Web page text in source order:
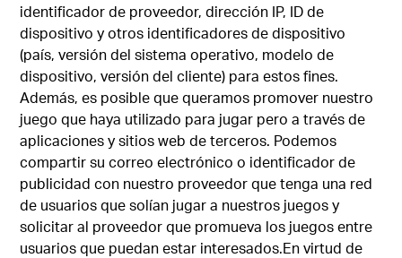
identificador de proveedor, dirección IP, ID de
dispositivo y otros identificadores de dispositivo
(país, versión del sistema operativo, modelo de
dispositivo, versión del cliente) para estos fines.
Además, es posible que queramos promover nuestro
juego que haya utilizado para jugar pero a través de
aplicaciones y sitios web de terceros. Podemos
compartir su correo electrónico o identificador de
publicidad con nuestro proveedor que tenga una red
de usuarios que solían jugar a nuestros juegos y
solicitar al proveedor que promueva los juegos entre
usuarios que puedan estar interesados.En virtud de